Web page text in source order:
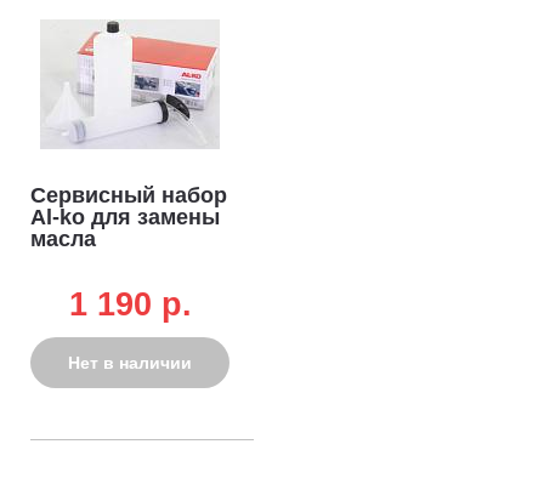
Сервисный набор
Al-ko для замены
масла
1 190 p.
Нет в наличии